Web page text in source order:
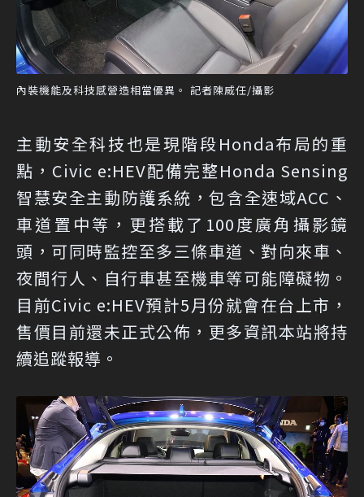
內裝機能及科技感營造相當優異。 記者陳威任/攝影
主動安全科技也是現階段Honda布局的重
點，Civic e:HEV配備完整Honda Sensing
智慧安全主動防護系統，包含全速域ACC、
車道置中等，更搭載了100度廣角攝影鏡
頭，可同時監控至多三條車道、對向來車、
夜間行人、自行車甚至機車等可能障礙物。
目前Civic e:HEV預計5月份就會在台上市，
售價目前還未正式公佈，更多資訊本站將持
續追蹤報導。